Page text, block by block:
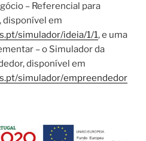
– Referencial para
disponível em
simulador/ideia/1/1, e uma
– o Simulador da
disponível em
simulador/empreendedor